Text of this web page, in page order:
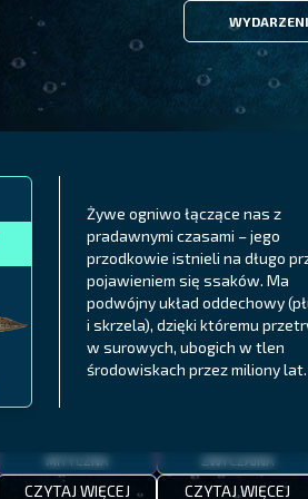
Żywe ogniwo łączące nas z
pradawnymi czasami – jego
przodkowie istnieli na długo
pojawieniem się ssaków. Ma
podwójny układ oddechowy
i skrzela), dzięki któremu
w surowych, ubogich w tlen
środowiskach przez miliony lat.
PÓŁNOCNE FIORDY
LING
MITYCZNA
CZYTAJ WIĘCEJ
WYSPY GALAPAGOS
BODIAN
MEKSYKAŃSKI
ZWYCZAJNA
CZYTAJ WIĘCEJ